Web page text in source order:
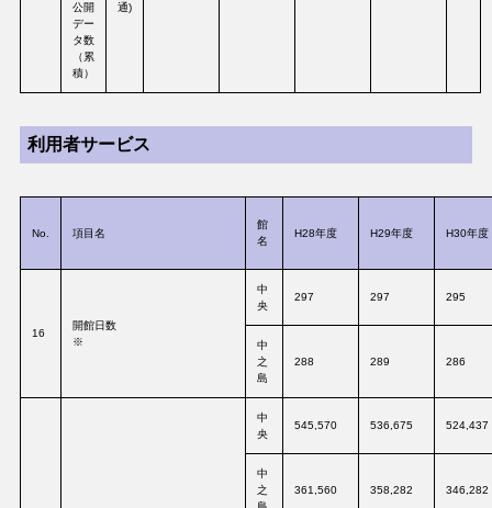
公開
デー
タ数
（累
積）
通)
利用者サービス
No. 項目名
館
名
H28年度 H29年度 H30年度
16
開館日数
※
中
央
297 297 295
中
之
島
288 289 286
中
央
545,570 536,675 524,437
中
之
361,560 358,282 346,282